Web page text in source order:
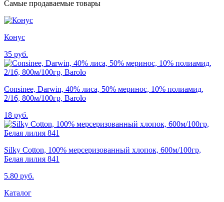
Самые продаваемые товары
Конус
35 руб.
Consinee, Darwin, 40% лиса, 50% меринос, 10% полиамид,
2/16, 800м/100гр, Barolo
18 руб.
Silky Cotton, 100% мерсеризованный хлопок, 600м/100гр,
Белая лилия 841
5.80 руб.
Каталог